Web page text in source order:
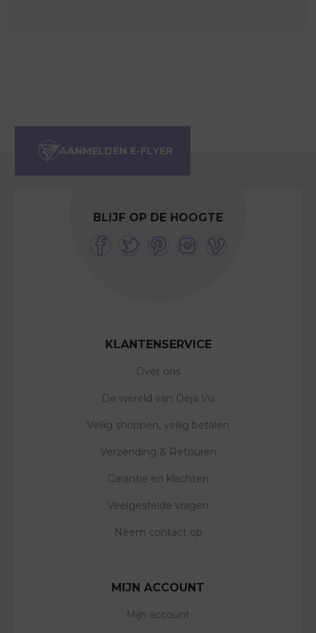
BLIJF OP DE HOOGTE
KLANTENSERVICE
Over ons
De wereld van Deja Vu
Veilig shoppen, veilig betalen
Verzending & Retouren
Garantie en klachten
Veelgestelde vragen
Neem contact op
MIJN ACCOUNT
Mijn account